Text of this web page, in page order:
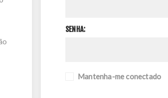
SENHA:
Mantenha-me conectado